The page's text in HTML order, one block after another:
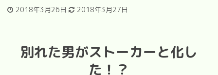
2018年3月26日 2018年3月27日
別れた男がストーカーと化し
た！？